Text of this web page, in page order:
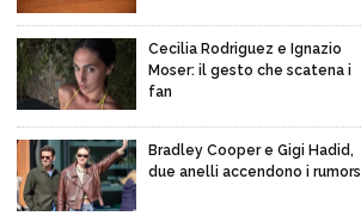
Cecilia Rodriguez e Ignazio
Moser: il gesto che scatena i
fan
Bradley Cooper e Gigi Hadid,
due anelli accendono i rumors